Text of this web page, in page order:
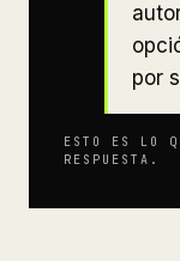
por
ESTO ES LO
RESPUESTA.